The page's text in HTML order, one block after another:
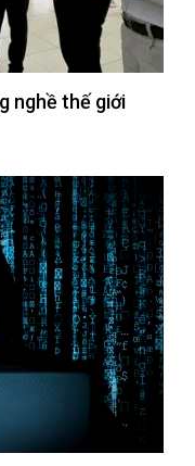
nghề thế giới